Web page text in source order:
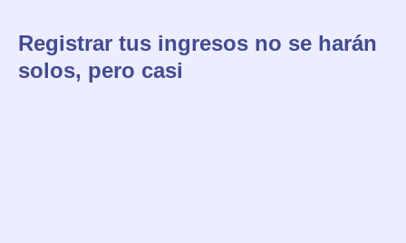
Registrar tus ingresos no se harán
solos, pero casi